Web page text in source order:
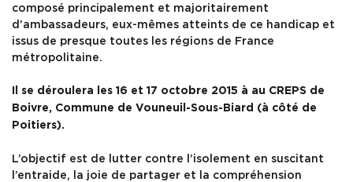
composé principalement et majoritairement
d’ambassadeurs, eux-mêmes atteints de ce handicap et
issus de presque toutes les régions de France
métropolitaine.
Il se déroulera les 16 et 17 octobre 2015 à au CREPS de
Boivre, Commune de Vouneuil-Sous-Biard (à côté de
Poitiers).
L’objectif est de lutter contre l’isolement en suscitant
l’entraide, la joie de partager et la compréhension